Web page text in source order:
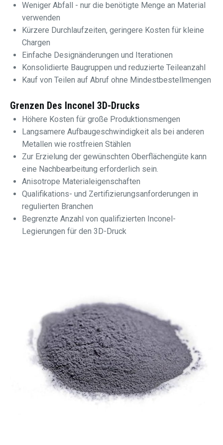
Weniger Abfall - nur die benötigte Menge an Material
verwenden
Kürzere Durchlaufzeiten, geringere Kosten für kleine
Chargen
Einfache Designänderungen und Iterationen
Konsolidierte Baugruppen und reduzierte Teileanzahl
Kauf von Teilen auf Abruf ohne Mindestbestellmengen
Grenzen Des Inconel 3D-Drucks
Höhere Kosten für große Produktionsmengen
Langsamere Aufbaugeschwindigkeit als bei anderen
Metallen wie rostfreien Stählen
Zur Erzielung der gewünschten Oberflächengüte kann
eine Nachbearbeitung erforderlich sein.
Anisotrope Materialeigenschaften
Qualifikations- und Zertifizierungsanforderungen in
regulierten Branchen
Begrenzte Anzahl von qualifizierten Inconel-
Legierungen für den 3D-Druck